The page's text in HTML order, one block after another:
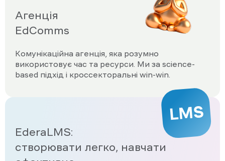
Агенція
EdComms
Комунікаційна агенція, яка розумно
використовує час та ресурси. Ми за science-
based підхід і кроссекторальні win-win.
EderaLMS:
створювати легко, навчати